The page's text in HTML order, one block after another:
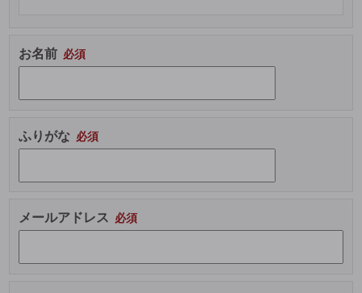
お名前
ふりがな
メールアドレス